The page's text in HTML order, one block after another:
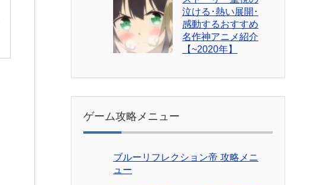
泣ける･熱い展開･
感動するおすすめ
名作神アニメ紹介
【~2020年】
ゲーム攻略メニュー
ブルーリフレクション帝 攻略メニ
ュー